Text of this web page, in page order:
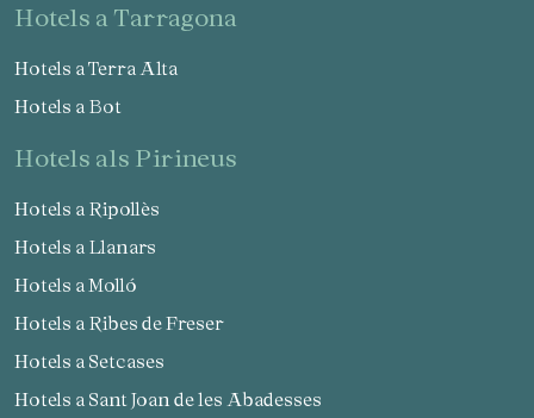
hotels a Tarragona
Hotels a Terra Alta
Hotels a Bot
hotels als Pirineus
Hotels a Ripollès
Hotels a Llanars
Hotels a Molló
Hotels a Ribes de Freser
Hotels a Setcases
Hotels a Sant Joan de les Abadesses
Guardar configuració